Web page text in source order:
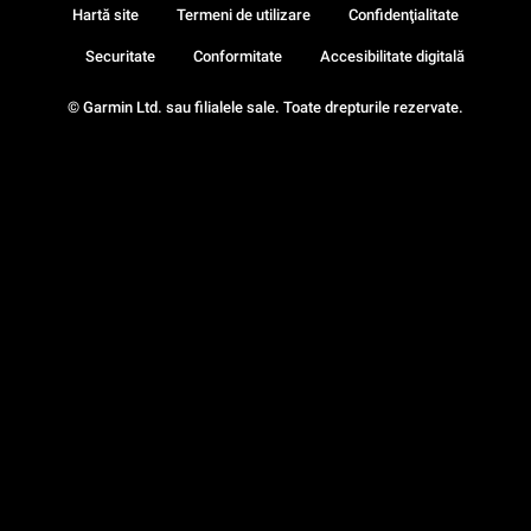
© Garmin Ltd. sau filialele sale. Toate drepturile rezervate.
Hartă site Termeni de utilizare Confidenţialitate
Securitate Conformitate Accesibilitate digitală